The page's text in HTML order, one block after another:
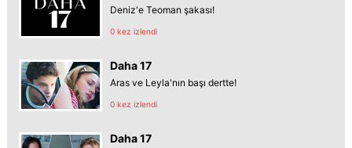
Deniz'e Teoman şakası!
0 kez izlendi
Daha 17
Aras ve Leyla'nın başı dertte!
0 kez izlendi
Daha 17